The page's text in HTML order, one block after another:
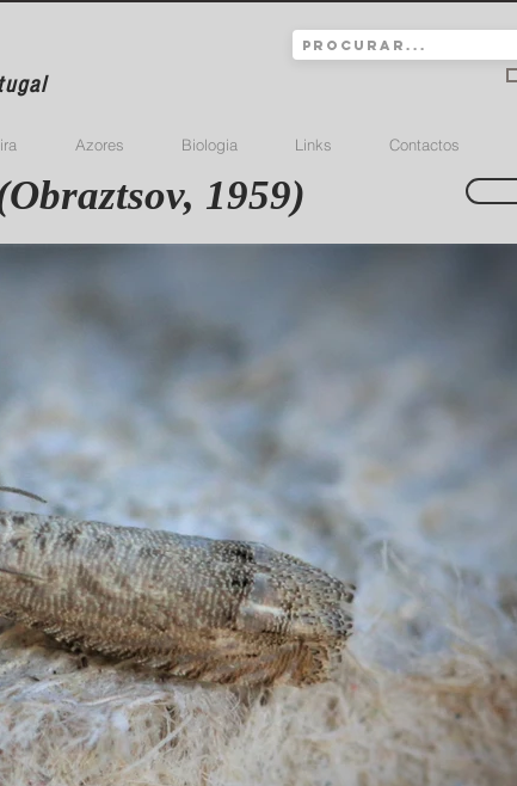
Azores Biologia Links Contactos
1959)